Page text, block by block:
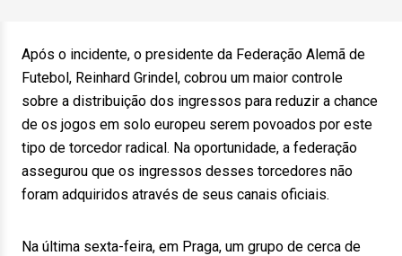
Após o incidente, o presidente da Federação Alemã de
Futebol, Reinhard Grindel, cobrou um maior controle
sobre a distribuição dos ingressos para reduzir a chance
de os jogos em solo europeu serem povoados por este
tipo de torcedor radical. Na oportunidade, a federação
assegurou que os ingressos desses torcedores não
foram adquiridos através de seus canais oficiais.
Na última sexta-feira, em Praga, um grupo de cerca de